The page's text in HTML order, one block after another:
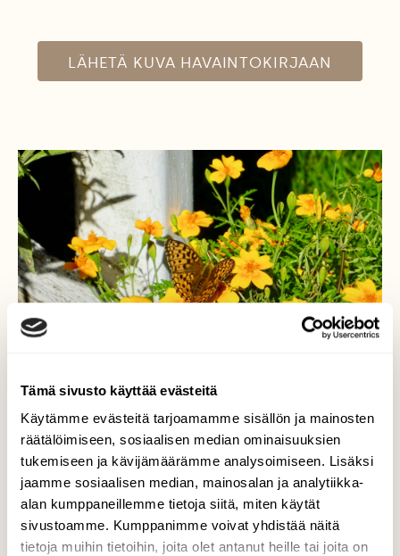
Tämä sivusto käyttää evästeitä
Käytämme evästeitä tarjoamamme sisällön ja mainosten
räätälöimiseen, sosiaalisen median ominaisuuksien
tukemiseen ja kävijämäärämme analysoimiseen. Lisäksi
jaamme sosiaalisen median, mainosalan ja analytiikka-
alan kumppaneillemme tietoja siitä, miten käytät
sivustoamme. Kumppanimme voivat yhdistää näitä
tietoja muihin tietoihin, joita olet antanut heille tai joita on
LÄHETÄ KUVA HAVAINTOKIRJAAN
Hopeatäpläperhonen
Hopeatäpläperhonen tuli samettikukalle
käymään elokuun paahteisena iltapäivänä.